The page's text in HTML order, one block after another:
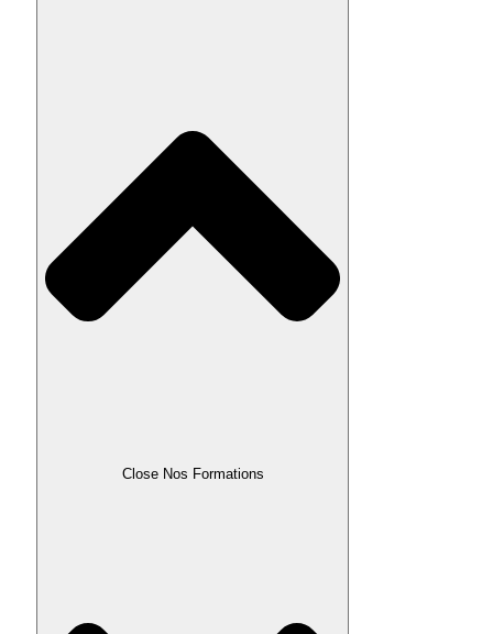
Close Nos Formations